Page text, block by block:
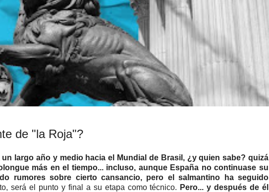
de "la Roja"?
largo año y medio hacia el Mundial de Brasil, ¿y quien sabe? quizá
más en el tiempo... incluso, aunque España no continuase su
rumores sobre cierto cansancio, pero el salmantino ha seguido
será el punto y final a su etapa como técnico. Pero... y después de él